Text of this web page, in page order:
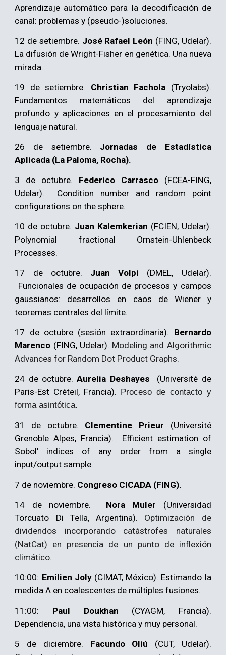
Aprendizaje automático para la decodificación de
canal: problemas y (pseudo-)soluciones.
12 de setiembre. José Rafael León (FING, Udelar).
La difusión de Wright-Fisher en genética. Una nueva
mirada.
19 de setiembre. Christian Fachola (Tryolabs).
Fundamentos matemáticos del aprendizaje
profundo y aplicaciones en el procesamiento del
lenguaje natural.
26 de setiembre. Jornadas de Estadística
Aplicada (La Paloma, Rocha).
3 de octubre. Federico Carrasco(FCEA-FING,
Udelar).
Condition number and random point
configurations on the sphere.
10 de octubre. Juan Kalemkerian (FCIEN, Udelar).
Polynomial fractional Ornstein-Uhlenbeck
Processes.
17 de octubre. Juan Volpi (DMEL, Udelar).
Funcionales de ocupación de procesos y campos
gaussianos: desarrollos en caos de Wiener y
teoremas centrales del límite.
17 de octubre (sesión extraordinaria). Bernardo
Marenco (FING, Udelar). Modeling and Algorithmic
Advances for Random Dot Product Graphs.
24 de octubre.Aurelia Deshayes (Université de
Paris-Est Créteil, Francia). Proceso de contacto y
forma asintótica.
31 de octubre. Clementine Prieur (Université
Grenoble Alpes, Francia).
Efficient estimation of
Sobol’ indices of any order from a single
input/output sample.
7 de noviembre. Congreso CICADA (FING).
14 de noviembre. Nora Muler (Universidad
Torcuato Di Tella, Argentina). Optimización de
dividendos incorporando catástrofes naturales
(NatCat) en presencia de un punto de inflexión
climático.
10:00: Emilien Joly(CIMAT, México). Estimando la
medida Λ en coalescentes de múltiples fusiones.
11:00: Paul Doukhan (CYAGM, Francia).
Dependencia, una vista histórica y muy personal.
5 de diciembre. Facundo Oliú (CUT, Udelar).